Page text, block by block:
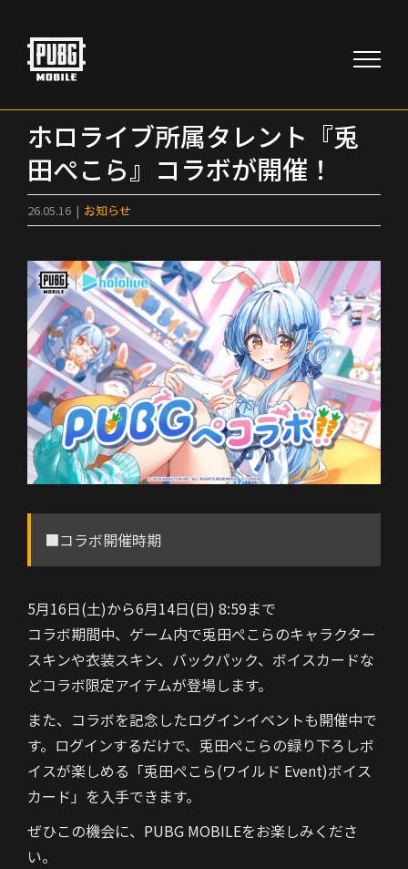
content
ホロライブ所属タレント『兎
田ぺこら』コラボが開催！
26.05.16 | お知らせ
■コラボ開催時期
5月16日(土)から6月14日(日) 8:59まで
コラボ期間中、ゲーム内で兎田ぺこらのキャラクター
スキンや衣装スキン、バックパック、ボイスカードな
どコラボ限定アイテムが登場します。
また、コラボを記念したログインイベントも開催中で
す。ログインするだけで、兎田ぺこらの録り下ろしボ
イスが楽しめる「兎田ぺこら(ワイルド Event)ボイス
カード」を入手できます。
ぜひこの機会に、PUBG MOBILEをお楽しみくださ
い。